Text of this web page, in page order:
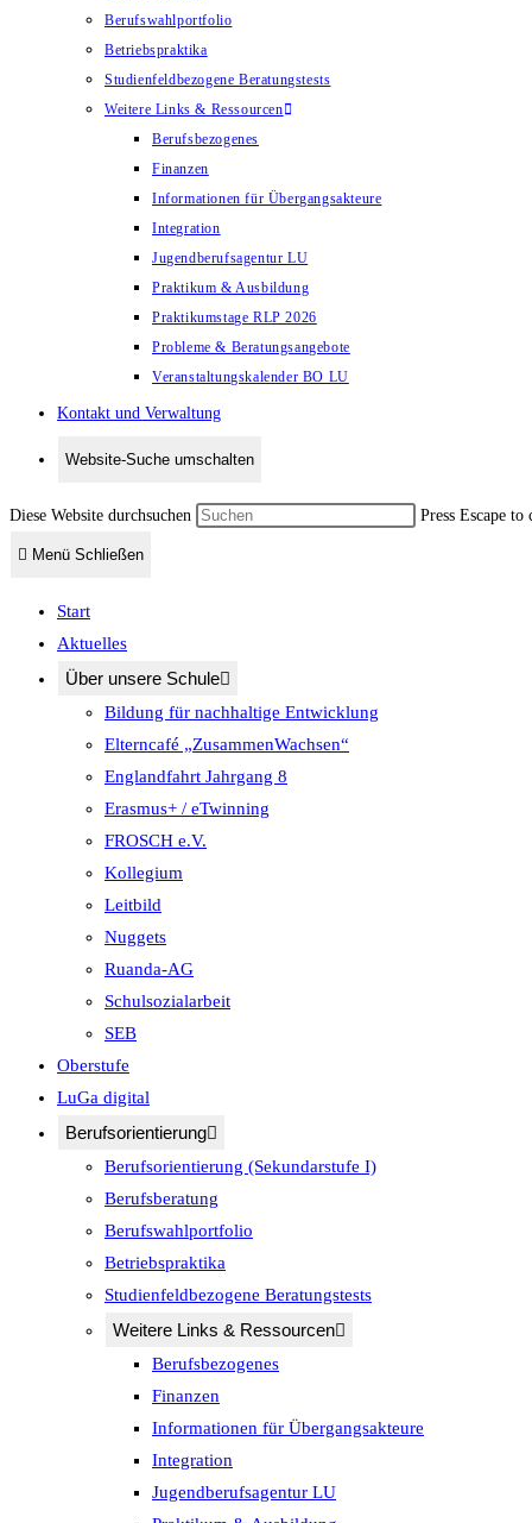
Berufswahlportfolio
Betriebspraktika
Studienfeldbezogene Beratungstests
Weitere Links & Ressourcen
Berufsbezogenes
Finanzen
Informationen für Übergangsakteure
Integration
Jugendberufsagentur LU
Praktikum & Ausbildung
Praktikumstage RLP 2026
Probleme & Beratungsangebote
Veranstaltungskalender BO LU
Kontakt und Verwaltung
Website-Suche umschalten
Diese Website durchsuchen Press Escape to
Menü Schließen
Start
Aktuelles
Über unsere Schule
Bildung für nachhaltige Entwicklung
Elterncafé „ZusammenWachsen“
Englandfahrt Jahrgang 8
Erasmus+ / eTwinning
FROSCH e.V.
Kollegium
Leitbild
Nuggets
Ruanda-AG
Schulsozialarbeit
SEB
Oberstufe
LuGa digital
Berufsorientierung
Berufsorientierung (Sekundarstufe I)
Berufsberatung
Berufswahlportfolio
Betriebspraktika
Studienfeldbezogene Beratungstests
Weitere Links & Ressourcen
Berufsbezogenes
Finanzen
Informationen für Übergangsakteure
Integration
Jugendberufsagentur LU